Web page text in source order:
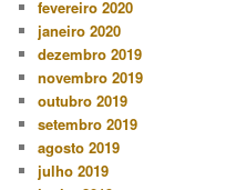
fevereiro 2020
janeiro 2020
dezembro 2019
novembro 2019
outubro 2019
setembro 2019
agosto 2019
julho 2019